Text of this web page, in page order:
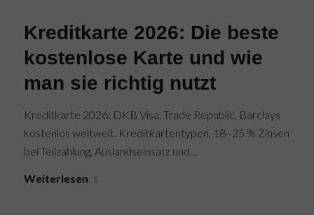
Kreditkarte 2026: Die beste
kostenlose Karte und wie
man sie richtig nutzt
Kreditkarte 2026: DKB Visa, Trade Republic, Barclays
kostenlos weltweit. Kreditkartentypen, 18–25 % Zinsen
bei Teilzahlung, Auslandseinsatz und…
Weiterlesen